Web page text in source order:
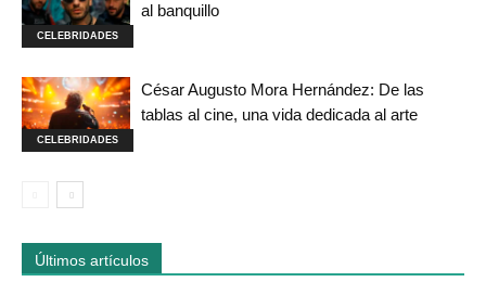
CELEBRIDADES
al banquillo
CELEBRIDADES
César Augusto Mora Hernández: De las
tablas al cine, una vida dedicada al arte
Últimos artículos